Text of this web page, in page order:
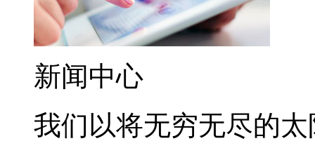
新闻中心
我们以将无穷无尽的